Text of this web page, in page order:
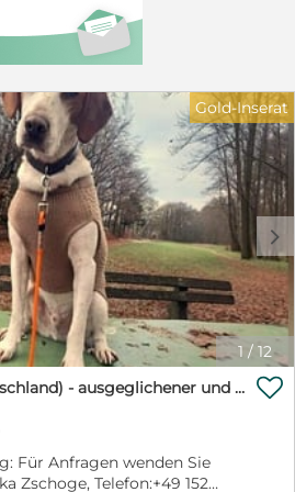
1 / 12
d
Gold-Inserat
Cracker 10/2021 (in Deutschland) - ausgeglichener und verschmuster Rüde!
Für Anfragen wenden Sie
Zschoge, Telefon:+49 152
